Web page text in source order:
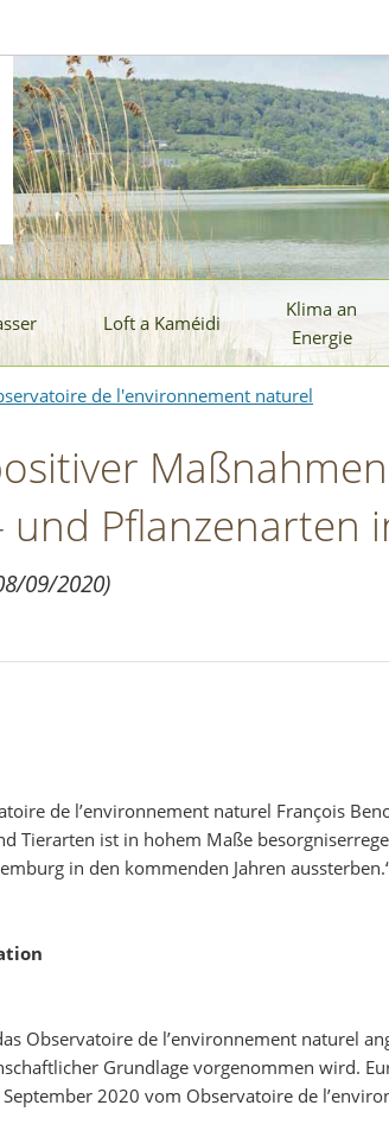
Loft a Kaméidi
Klima an
Energie
de l'environnement naturel
und Pflanzenarten
09/2020)
de l’environnement naturel François
Tierarten ist in hohem Maße
in den kommenden Jahren
Observatoire de l’environnement naturel
Grundlage vorgenommen wird.
2020 vom Observatoire de